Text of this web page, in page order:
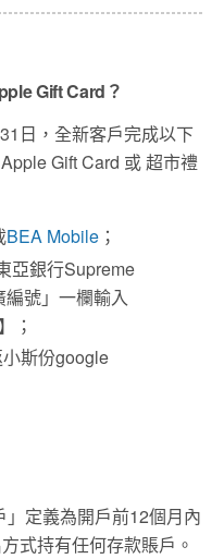
Gift Card？
日，全新客戶完成以下
Gift Card 或 超市禮
BEA Mobile ；
亞銀行Supreme
號」一欄輸入
；
斯份google
定義為開戶前12個月內
式持有任何存款賬戶。